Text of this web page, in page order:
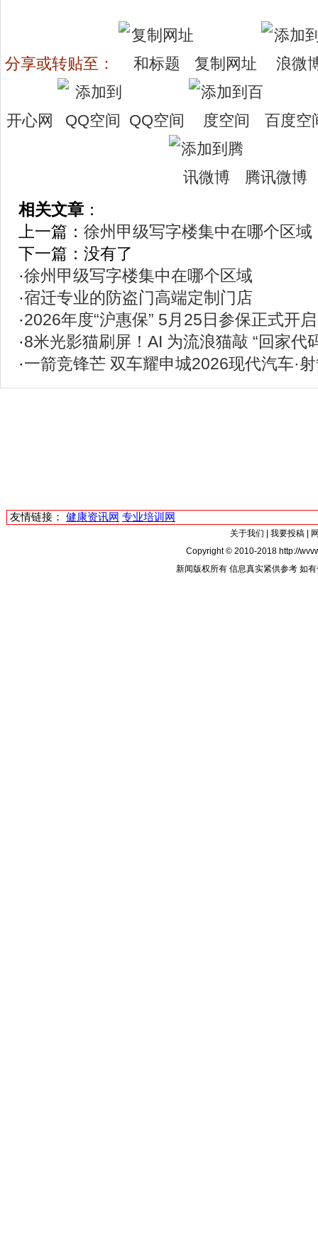
分享或转贴至： 复制网址
开心网 QQ空间 百度空
腾讯微博
相关文章 ：
上一篇： 徐州甲级写字楼集中在哪个区域
下一篇：没有了
·徐州甲级写字楼集中在哪个区域
·宿迁专业的防盗门高端定制门店
·2026年度“沪惠保” 5月25日参保正式开
·8米光影猫刷屏！AI 为流浪猫敲 “回家代
·一箭竞锋芒 双车耀申城2026现代汽车·
友情链接： 健康资讯网 专业培训网
关于我们 我要投稿|
Copyright © 2010-2018 http://
新闻版权所有 信息真实紧供参考 如